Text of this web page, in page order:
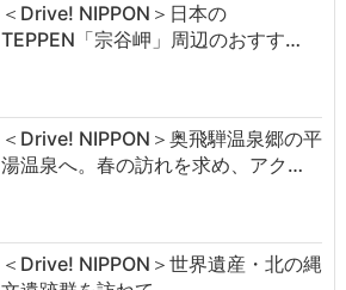
＜Drive! NIPPON＞日本の
TEPPEN「宗谷岬」周辺のおすす…
＜Drive! NIPPON＞奥飛騨温泉郷の平
湯温泉へ。春の訪れを求め、アク…
＜Drive! NIPPON＞世界遺産・北の縄